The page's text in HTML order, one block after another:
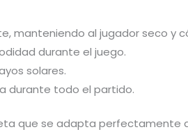
manteniendo al jugador seco y
durante el juego.
solares.
durante todo el partido.
que se adapta perfectamente